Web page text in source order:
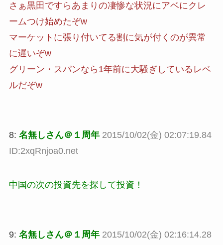
さぁ黒田ですらあまりの凄惨な状況にアベにクレ
ームつけ始めたぞw
マーケットに張り付いてる割に気が付くのが異常
に遅いぞw
グリーン・スパンなら1年前に大騒ぎしているレベ
ルだぞw
8: 名無しさん＠１周年 2015/10/02(金) 02:07:19.84
ID:2xqRnjoa0.net
中国の次の投資先を探して投資！
9: 名無しさん＠１周年 2015/10/02(金) 02:16:14.28